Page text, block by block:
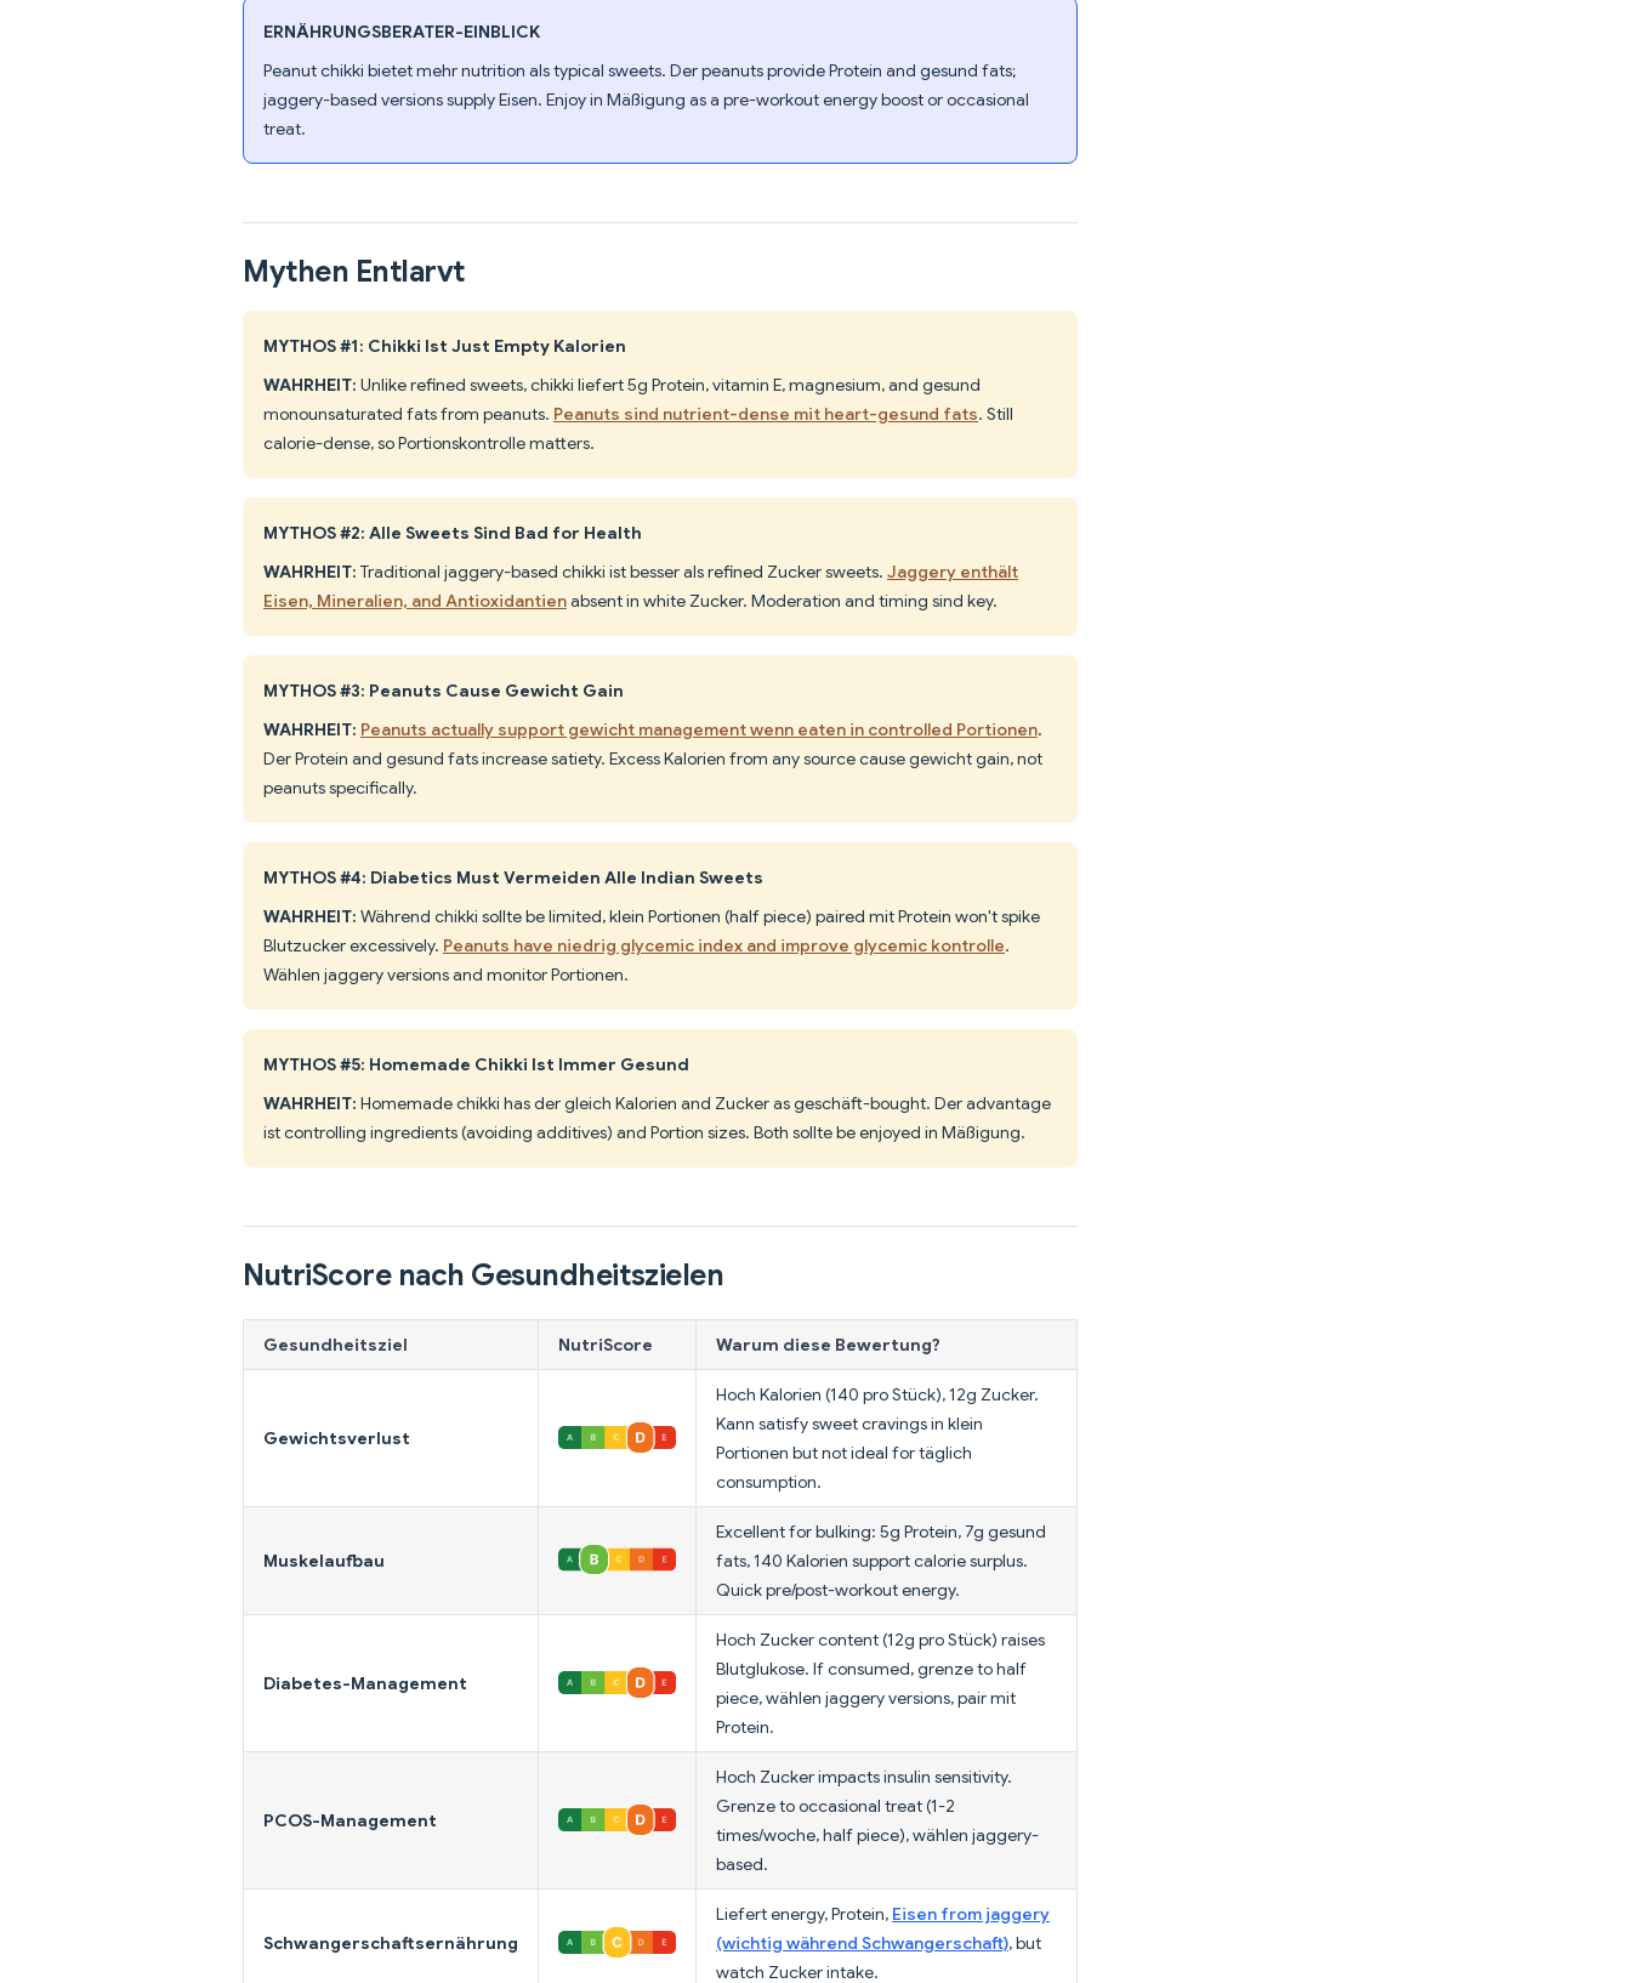
ERNÄHRUNGSBERATER-EINBLICK
Peanut chikki bietet mehr nutrition als typical sweets. Der peanuts provide Protein and gesund fats;
jaggery-based versions supply Eisen. Enjoy in Mäßigung as a pre-workout energy boost or occasional
treat.
Mythen Entlarvt
MYTHOS #1: Chikki Ist Just Empty Kalorien
WAHRHEIT: Unlike refined sweets, chikki liefert 5g Protein, vitamin E, magnesium, and gesund
monounsaturated fats from peanuts. Peanuts sind nutrient-dense mit heart-gesund fats. Still
calorie-dense, so Portionskontrolle matters.
MYTHOS #2: Alle Sweets Sind Bad for Health
WAHRHEIT: Traditional jaggery-based chikki ist besser als refined Zucker sweets. Jaggery enthält
Eisen, Mineralien, and Antioxidantienabsent in white Zucker. Moderation and timing sind key.
MYTHOS #3: Peanuts Cause Gewicht Gain
WAHRHEIT: Peanuts actually support gewicht management wenn eaten in controlled Portionen.
Der Protein and gesund fats increase satiety. Excess Kalorien from any source cause gewicht gain, not
peanuts specifically.
MYTHOS #4: Diabetics Must Vermeiden Alle Indian Sweets
WAHRHEIT: Während chikki sollte be limited, klein Portionen (half piece) paired mit Protein won't spike
Blutzucker excessively. Peanuts have niedrig glycemic index and improve glycemic kontrolle.
Wählen jaggery versions and monitor Portionen.
MYTHOS #5: Homemade Chikki Ist Immer Gesund
WAHRHEIT: Homemade chikki has der gleich Kalorien and Zucker as geschäft-bought. Der advantage
ist controlling ingredients (avoiding additives) and Portion sizes. Both sollte be enjoyed in Mäßigung.
NutriScore nach Gesundheitszielen
Gesundheitsziel NutriScore Warum diese Bewertung?
Gewichtsverlust
Hoch Kalorien (140 pro Stück), 12g Zucker.
Kann satisfy sweet cravings in klein
Portionen but not ideal for täglich
consumption.
Muskelaufbau
Excellent for bulking: 5g Protein, 7g gesund
fats, 140 Kalorien support calorie surplus.
Quick pre/post-workout energy.
Diabetes-Management
Hoch Zucker content (12g pro Stück) raises
Blutglukose. If consumed, grenze to half
piece, wählen jaggery versions, pair mit
Protein.
PCOS-Management
Hoch Zucker impacts insulin sensitivity.
Grenze to occasional treat (1-2
times/woche, half piece), wählen jaggery-
based.
Schwangerschaftsernährung
Liefert energy, Protein, Eisen from jaggery
(wichtig während Schwangerschaft), but
watch Zucker intake.